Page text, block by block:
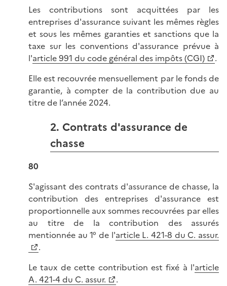
Les contributions sont acquittées par les
entreprises d'assurance suivant les mêmes règles
et sous les mêmes garanties et sanctions que la
taxe sur les conventions d'assurance prévue à
l'article 991 du code général des impôts (CGI)
.
Elle est recouvrée mensuellement par le fonds de
garantie, à compter de la contribution due au
titre de l’année 2024.
2. Contrats d'assurance de
chasse
80
S'agissant des contrats d'assurance de chasse, la
contribution des entreprises d'assurance est
proportionnelle aux sommes recouvrées par elles
au titre de la contribution des assurés
mentionnée au 1° de l'article L. 421-8 du C. assur.
.
Le taux de cette contribution est fixé à l'article
A. 421-4 du C. assur.
.